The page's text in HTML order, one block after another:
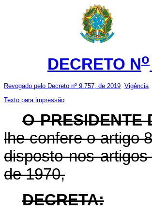
DECRETO No
Revogado pelo Decreto nº 9.757, de 2019 Vigência
Texto para impressão
O PRESIDENTE
lhe confere o artigo
disposto nos
de 1970,
DECRETA: